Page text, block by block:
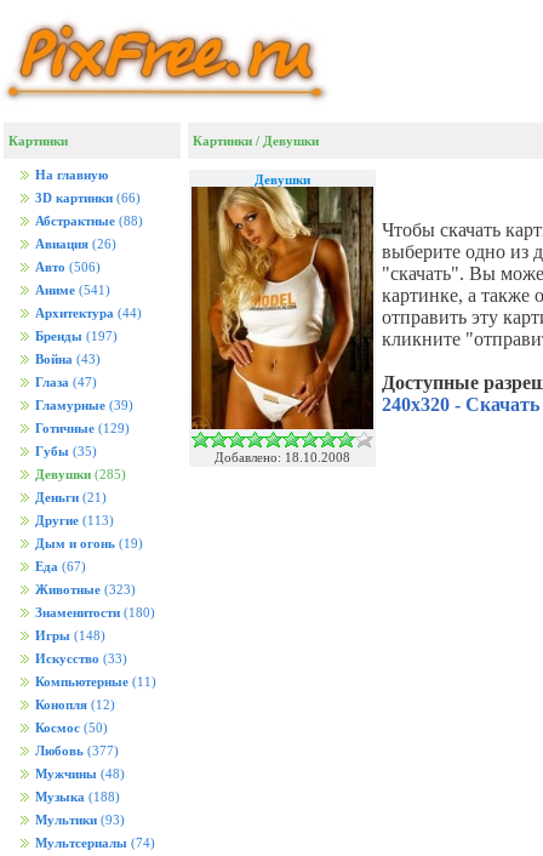
Картинки
На главную
3D картинки (66)
Абстрактные (88)
Авиация (26)
Авто (506)
Аниме (541)
Архитектура (44)
Бренды (197)
Война (43)
Глаза (47)
Гламурные (39)
Готичные (129)
Губы (35)
Девушки (285)
Деньги (21)
Другие (113)
Дым и огонь (19)
Еда (67)
Животные (323)
Знаменитости (180)
Игры (148)
Искусство (33)
Компьютерные (11)
Конопля (12)
Космос (50)
Любовь (377)
Мужчины (48)
Музыка (188)
Мультики (93)
Мультсериалы (74)
Картинки / Девушки
Девушки
Добавлено: 18.10.2008
Чтобы скачать
выберите одно из
"скачать". Вы
картинке, а также
отправить эту
кликните
Доступные
240x320 - Скачать